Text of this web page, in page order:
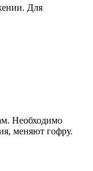
Для
Необходимо
меняют гофру.